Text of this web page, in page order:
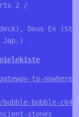
2 /
Deus Ex
Jap.)
to-nowhere-
bobble-c64-